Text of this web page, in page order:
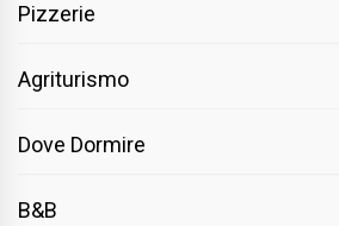
Pizzerie
Agriturismo
Dove Dormire
B&B